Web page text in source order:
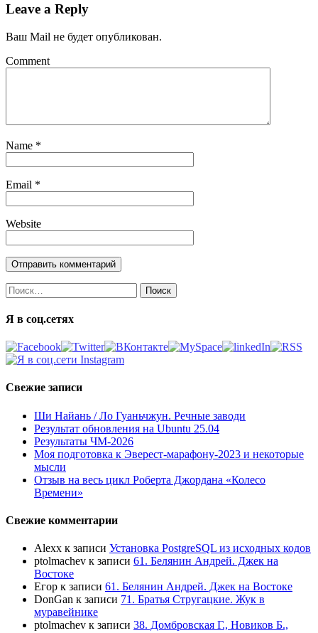
Leave a Reply
Ваш Mail не будет опубликован.
Comment
Name *
Email *
Website
Найти:
Я в соц.сетях
Свежие записи
Ши Найань / Ло Гуаньчжун. Речные заводи
Результат обновления на Ubuntu 25.04
Результаты ЧМ-2026
Моя подготовка к Эверест-марафону-2023 и некоторые
мысли
Отзыв на весь цикл Роберта Джордана «Колесо
Времени»
Свежие комментарии
Alexx к записи Установка PostgreSQL из исходных кодов
ptolmachev к записи 61. Белянин Андрей. Джек на
Востоке
Егор к записи 61. Белянин Андрей. Джек на Востоке
DonGan к записи 71. Братья Стругацкие. Жук в
муравейнике
ptolmachev к записи 38. Домбровская Г., Новиков Б.,